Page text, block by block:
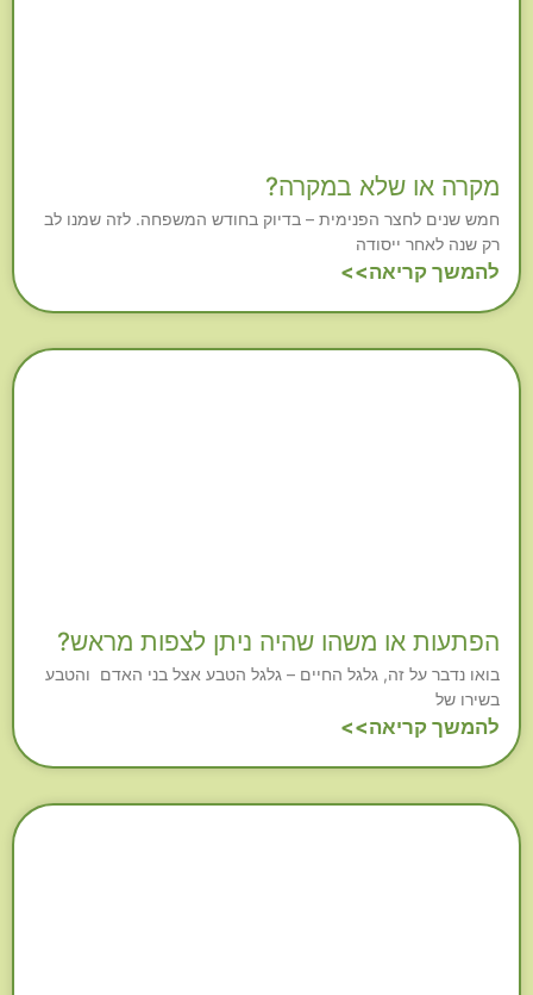
מקרה או שלא במקרה?
חמש שנים לחצר הפנימית – בדיוק בחודש המשפחה. לזה שמנו לב
רק שנה לאחר ייסודה
להמשך קריאה>>
הפתעות או משהו שהיה ניתן לצפות מראש?
בואו נדבר על זה, גלגל החיים – גלגל הטבע אצל בני האדם והטבע
בשירו של
להמשך קריאה>>